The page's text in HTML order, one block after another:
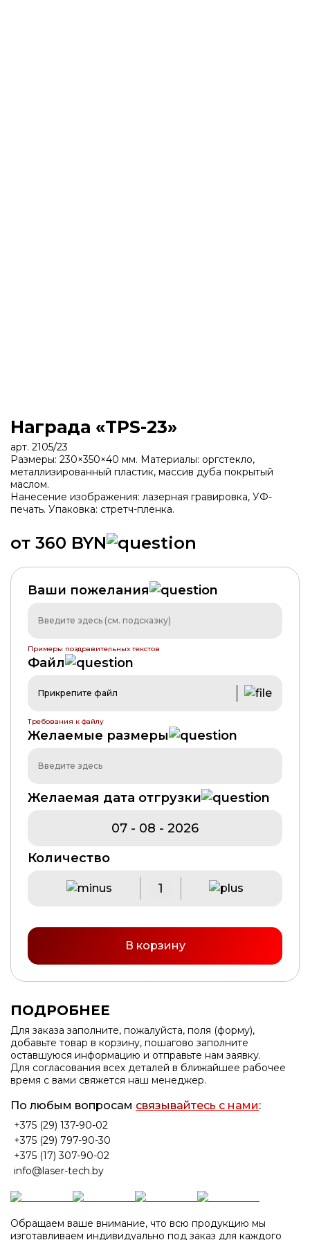
Награда «TPS-23»
арт. 2105/23
Размеры: 230×350×40 мм. Материалы: оргстекло,
металлизированный пластик, массив дуба покрытый
маслом.
Нанесение изображения: лазерная гравировка, УФ-
печать. Упаковка: стретч-пленка.
от 360 BYN
Ваши пожелания
Примеры поздравительных текстов
Файл
Прикрепите файл
Требования к файлу
Желаемые размеры
Желаемая дата отгрузки
Количество
В корзину
ПОДРОБНЕЕ
Для заказа заполните, пожалуйста, поля (форму),
добавьте товар в корзину, пошагово заполните
оставшуюся информацию и отправьте нам заявку.
Для согласования всех деталей в ближайшее рабочее
время с вами свяжется наш менеджер.
По любым вопросам связывайтесь с нами:
+375 (29) 137-90-02
+375 (29) 797-90-30
+375 (17) 307-90-02
info@laser-tech.by
Обращаем ваше внимание, что всю продукцию мы
изготавливаем индивидуально под заказ для каждого